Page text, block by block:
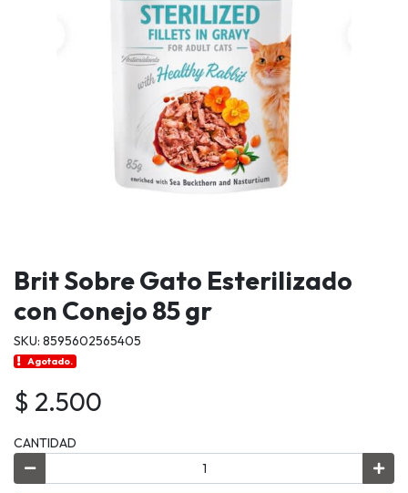
Brit Sobre Gato Esterilizado
con Conejo 85 gr
SKU: 8595602565405
Agotado.
$ 2.500
CANTIDAD